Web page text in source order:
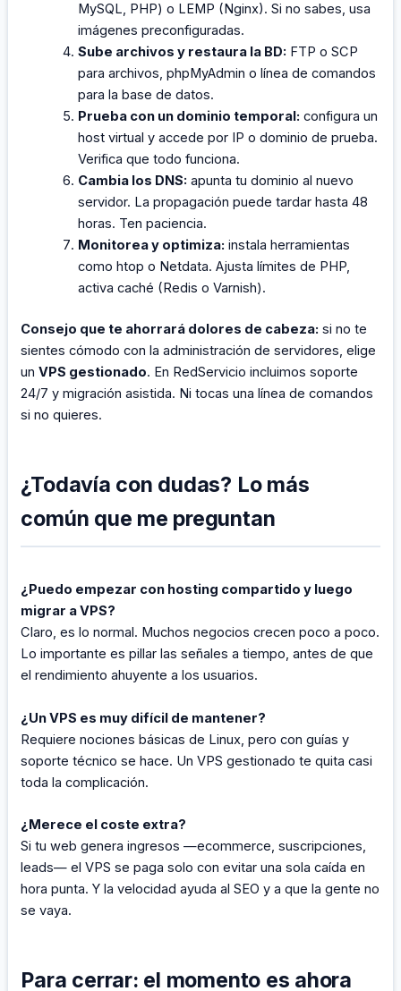
MySQL, PHP) o LEMP (Nginx). Si no sabes, usa
imágenes preconfiguradas.
Sube archivos y restaura la BD: FTP o SCP
para archivos, phpMyAdmin o línea de comandos
para la base de datos.
Prueba con un dominio temporal: configura un
host virtual y accede por IP o dominio de prueba.
Verifica que todo funciona.
Cambia los DNS: apunta tu dominio al nuevo
servidor. La propagación puede tardar hasta 48
horas. Ten paciencia.
Monitorea y optimiza: instala herramientas
como htop o Netdata. Ajusta límites de PHP,
activa caché (Redis o Varnish).
Consejo que te ahorrará dolores de cabeza: si no te
sientes cómodo con la administración de servidores, elige
unVPS gestionado. En RedServicio incluimos soporte
24/7 y migración asistida. Ni tocas una línea de comandos
si no quieres.
¿Todavía con dudas? Lo más
común que me preguntan
¿Puedo empezar con hosting compartido y luego
migrar a VPS?
Claro, es lo normal. Muchos negocios crecen poco a poco.
Lo importante es pillar las señales a tiempo, antes de que
el rendimiento ahuyente a los usuarios.
¿Un VPS es muy difícil de mantener?
Requiere nociones básicas de Linux, pero con guías y
soporte técnico se hace. Un VPS gestionado te quita casi
toda la complicación.
¿Merece el coste extra?
Si tu web genera ingresos —ecommerce, suscripciones,
leads— el VPS se paga solo con evitar una sola caída en
hora punta. Y la velocidad ayuda al SEO y a que la gente no
se vaya.
Para cerrar: el momento es ahora